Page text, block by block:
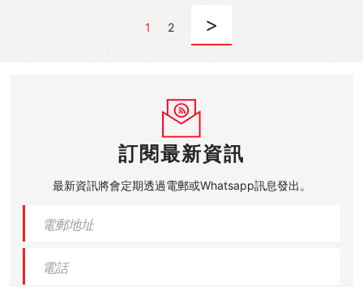
1 2 >
訂閱最新資訊
最新資訊將會定期透過電郵或Whatsapp訊息發出。